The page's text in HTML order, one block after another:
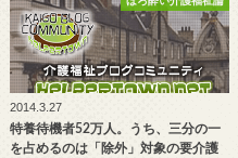
2014.3.27
特養待機者52万人。うち、三分の一
を占めるのは「除外」対象の要介護